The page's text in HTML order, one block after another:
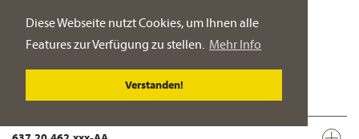
Diese Webseite nutzt Cookies, um Ihnen alle
Features zur Verfügung zu stellen. Mehr Info
Verstanden!